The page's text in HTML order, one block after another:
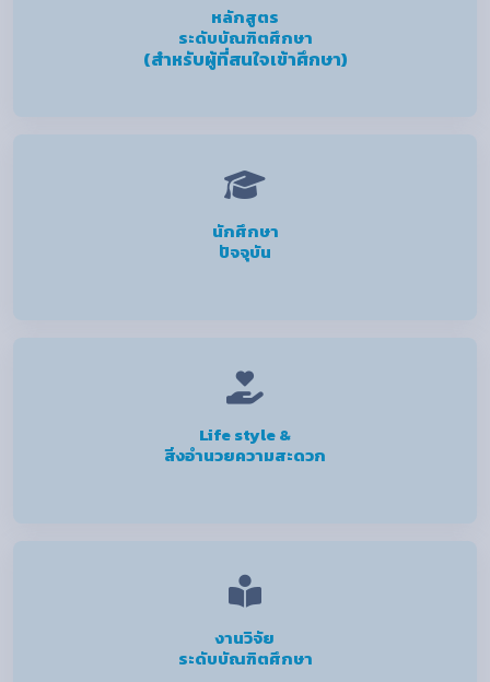
หลักสูตร
ระดับบัณฑิตศึกษา
(สำหรับผู้ที่สนใจเข้าศึกษา)
นักศึกษา
ปัจจุบัน
Life style &
สิ่งอำนวยความสะดวก
งานวิจัย
ระดับบัณฑิตศึกษา